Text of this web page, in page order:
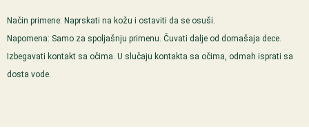
Način primene: Naprskati na kožu i ostaviti da se osuši.
Napomena: Samo za spoljašnju primenu. Čuvati dalje od domašaja dece.
Izbegavati kontakt sa očima. U slučaju kontakta sa očima, odmah isprati sa
dosta vode.